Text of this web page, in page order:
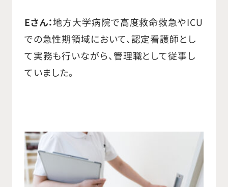
クジャパン株式会社の国内組織立ち
上げ時に入社させて頂きました。不整
脈患者様への植え込み型ペースメー
カ、ICD等の製品を国内実績ゼロから
織、関連部署を任され、ビジネスプラ
ン作成と実施、人材採用、ヘッドハン
ト、教育、評価など多くの業務経験が
Eさん：地方大学病院で高度救命救急やICU
での急性期領域において、認定看護師とし
て実務も行いながら、管理職として従事し
ていました。